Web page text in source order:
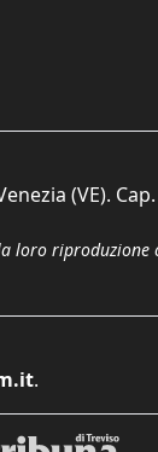
(VE). Cap.
riproduzione
.